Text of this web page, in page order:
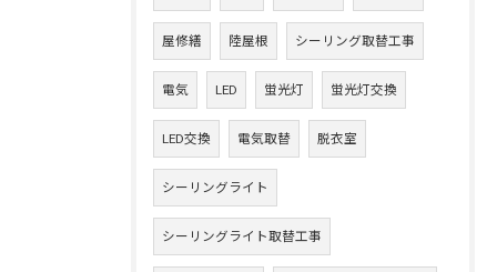
屋修繕 陸屋根 シーリング取替工事
電気 LED 蛍光灯 蛍光灯交換
LED交換 電気取替 脱衣室
シーリングライト
シーリングライト取替工事